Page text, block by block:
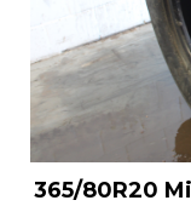
365/80R20